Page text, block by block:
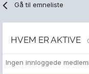
Gå til emneliste
HVEM ER AKTIVE
Ingen innloggede